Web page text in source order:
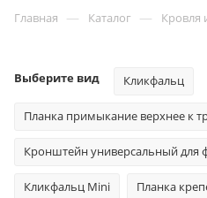
Главная — Каталог — Кровля
Выберите вид Кликфальц
Планка примыкание верхнее к
Кронштейн универсальный для
Кликфальц Mini Планка